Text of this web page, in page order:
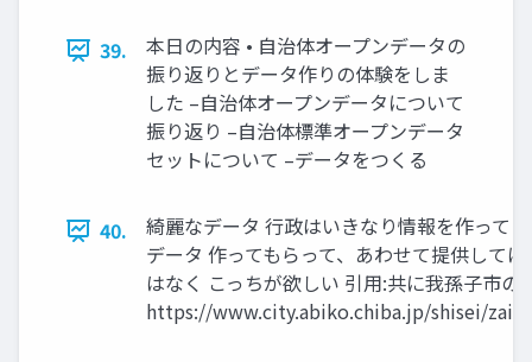
39.
本日の内容 • 自治体オープンデータの
振り返りとデータ作りの体験をしま
した –自治体オープンデータについて
振り返り –自治体標準オープンデータ
セットについて –データをつくる
40.
綺麗なデータ 行政はいきなり情報を作って
データ 作ってもらって、あわせて提供して
はなく こっちが欲しい 引用:共に我孫子市の
https://www.city.abiko.chiba.jp/shisei/